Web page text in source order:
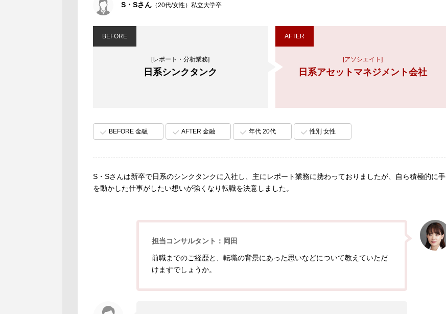
S・Sさん （20代/女性）私立大学卒
BEFORE
[レポート・分析業務]
日系シンクタンク
AFTER
[アソシエイト]
日系アセットマネジメント会社
BEFORE 金融 AFTER 金融 年代 20代 性別 女性
S・Sさんは新卒で日系のシンクタンクに入社し、主にレポート業務に携わっておりましたが、自ら積極的に手
を動かした仕事がしたい想いが強くなり転職を決意しました。
担当コンサルタント：岡田
前職までのご経歴と、転職の背景にあった思いなどについて教えていただ
けますでしょうか。